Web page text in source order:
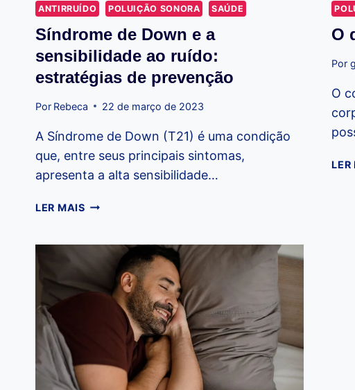
ANTIRRUÍDO POLUIÇÃO SONORA SAÚDE
Síndrome de Down e a
sensibilidade ao ruído:
estratégias de prevenção
Por Rebeca 22 de março de 2023
A Síndrome de Down (T21) é uma condição
que, entre seus principais sintomas,
apresenta a alta sensibilidade…
LER MAISSÍNDROME
SENSIBILIDADE
ESTRATÉGIAS
PREVENÇÃO
O
Por
O
LER